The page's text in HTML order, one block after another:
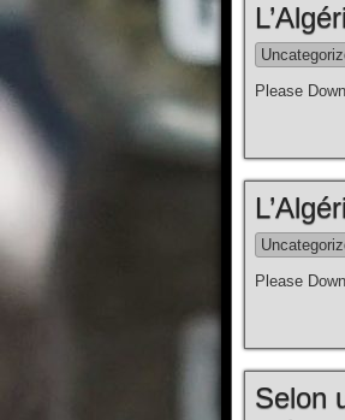
Please
Please
Selon